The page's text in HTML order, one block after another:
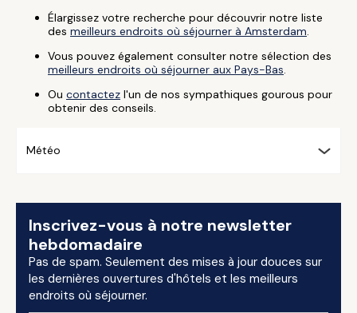
Élargissez votre recherche pour découvrir notre liste
des meilleurs endroits où séjourner à Amsterdam.
Vous pouvez également consulter notre sélection des
meilleurs endroits où séjourner aux Pays-Bas.
Ou contactez l'un de nos sympathiques gourous pour
obtenir des conseils.
Météo
Inscrivez-vous à notre newsletter
hebdomadaire
Pas de spam. Seulement des mises à jour douces sur
les dernières ouvertures d'hôtels et les meilleurs
endroits où séjourner.